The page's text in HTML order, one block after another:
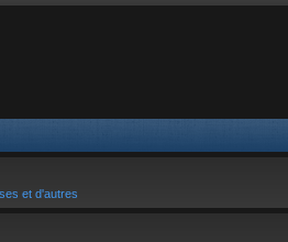
et d'autres